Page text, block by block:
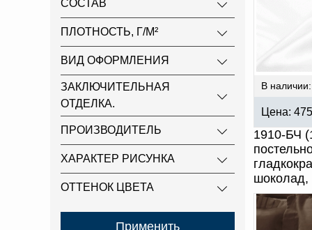
СОСТАВ
ПЛОТНОСТЬ, Г/М²
ВИД ОФОРМЛЕНИЯ
ЗАКЛЮЧИТЕЛЬНАЯ
ОТДЕЛКА.
ПРОИЗВОДИТЕЛЬ
ХАРАКТЕР РИСУНКА
ОТТЕНОК ЦВЕТА
В
Цена:
1910-БЧ
шоколад,